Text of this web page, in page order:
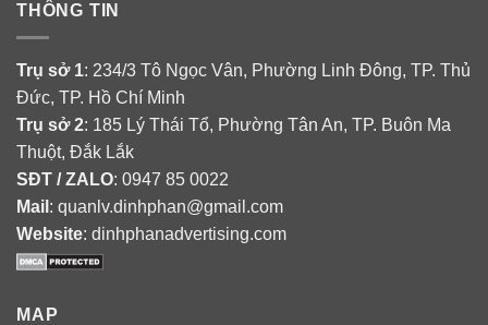
THÔNG TIN
Trụ sở 1: 234/3 Tô Ngọc Vân, Phường Linh Đông, TP. Thủ
Đức, TP. Hồ Chí Minh
Trụ sở 2: 185 Lý Thái Tổ, Phường Tân An, TP. Buôn Ma
Thuột, Đắk Lắk
SĐT / ZALO: 0947 85 0022
Mail : quanlv.dinhphan@gmail.com
Website: dinhphanadvertising.com
MAP